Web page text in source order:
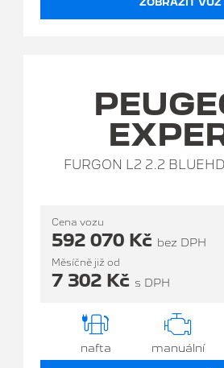
FURGON L2 2.2
Cena vozu
592 070 Kč bez DPH
Měsíčně již od
7 302 Kč s DPH
nafta manuální